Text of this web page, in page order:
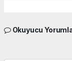
Okuyucu